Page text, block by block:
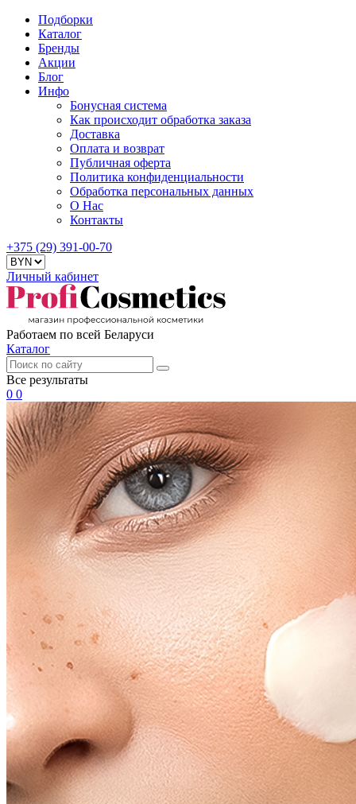
Подборки
Каталог
Бренды
Акции
Блог
Инфо
Бонусная система
Как происходит обработка заказа
Доставка
Оплата и возврат
Публичная оферта
Политика конфиденциальности
Обработка персональных данных
О Нас
Контакты
+375 (29) 391-00-70
Личный кабинет
Работаем по всей Беларуси
Каталог
Все результаты
0 0